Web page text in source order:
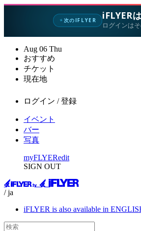
✦次のIFLYER iFLYERは
ログインは
Aug 06 Thu
おすすめ
チケット
現在地
ログイン / 登録
イベント
バー
写真
myFLYERedit
SIGN OUT
/ ja
iFLYER is also available in